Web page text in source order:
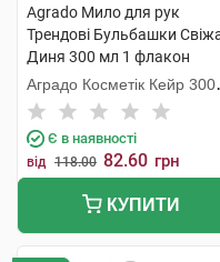
Agrado Мило для рук
Трендові Бульбашки
Диня 300 мл 1 флакон
Аградо Косметік Кейр
С.Л.У.
Є в наявності
від 118.00 82.60 грн
КУПИТИ